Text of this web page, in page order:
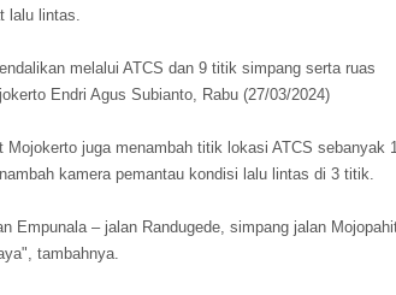
lalu lintas.
melalui ATCS dan 9 titik simpang serta ruas
Endri Agus Subianto, Rabu (27/03/2024)
juga menambah titik lokasi ATCS sebanyak 1
kamera pemantau kondisi lalu lintas di 3 titik.
Empunala – jalan Randugede, simpang jalan
tambahnya.